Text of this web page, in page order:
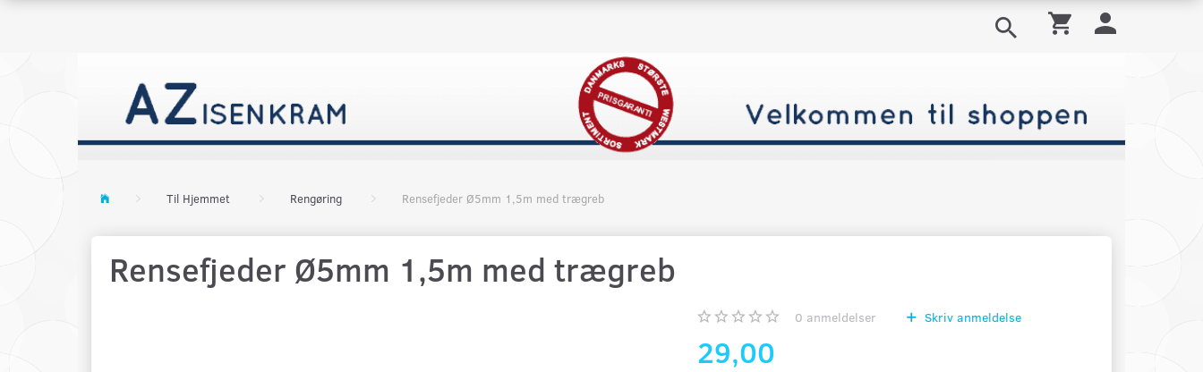
Til Hjemmet Rengøring Rensefjeder Ø5mm 1,5m med trægreb
Rensefjeder Ø5mm 1,5m med trægreb
0 anmeldelser Skriv anmeldelse
29,00